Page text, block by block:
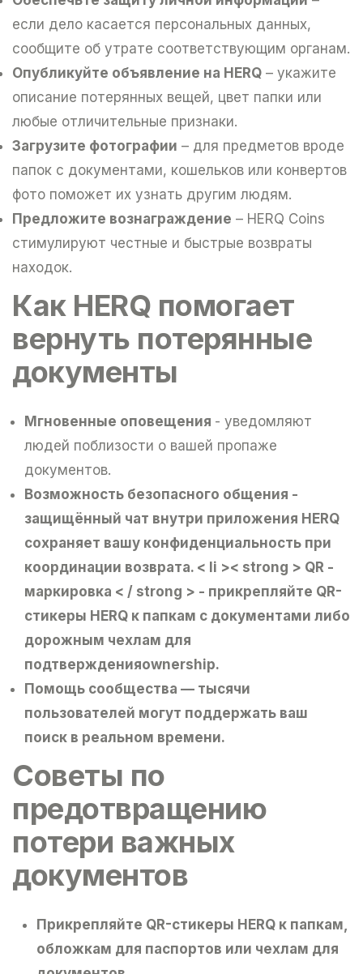
если дело касается персональных данных,
сообщите об утрате соответствующим органам.
Опубликуйте объявление на HERQ – укажите
описание потерянных вещей, цвет папки или
любые отличительные признаки.
Загрузите фотографии – для предметов вроде
папок с документами, кошельков или конвертов
фото поможет их узнать другим людям.
Предложите вознаграждение – HERQ Coins
стимулируют честные и быстрые возвраты
находок.
Как HERQ помогает
вернуть потерянные
документы
Mгновенные оповещения - уведомляют
людей поблизости о вашей пропаже
документов.
Bозможность безопасного общения -
защищённый чат внутри приложения HERQ
сохраняет вашу конфиденциальность при
координации возврата. < li >< strong > QR -
маркировка < / strong > - прикрепляйте QR-
стикеры HERQ к папкам с документами либо
дорожным чехлам для
подтвержденияownership.
Помощь сообщества — тысячи
пользователей могут поддержать ваш
поиск в реальном времени.
Советы по
предотвращению
потери важных
документов
Прикрепляйте QR-стикеры HERQ к папкам,
обложкам для паспортов или чехлам для